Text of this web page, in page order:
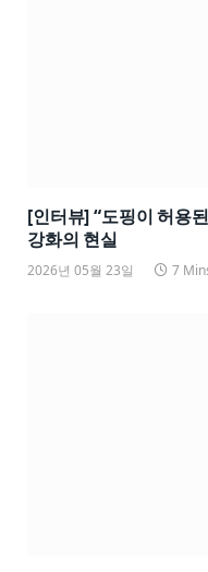
[인터뷰] “도핑이 허용
강화의 현실
2026년 05월 23일 7